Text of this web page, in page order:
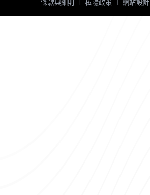
條款與細則
| 私隱政策 | 網站設計